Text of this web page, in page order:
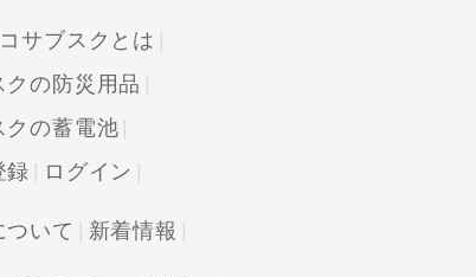
サブスクとは
クの防災用品
クの蓄電池
録 ログイン
ついて 新着情報